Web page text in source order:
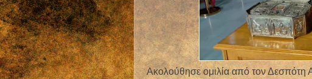
Ακολούθησε ομιλία από τον Δεσπότη